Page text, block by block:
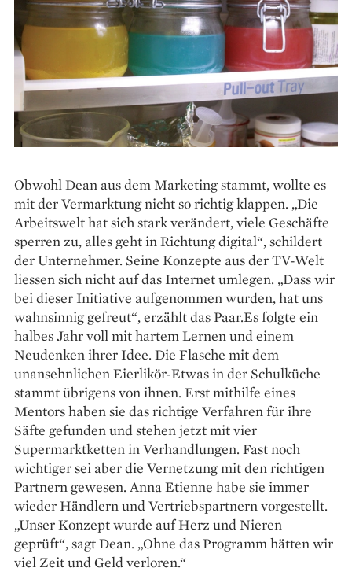
Obwohl Dean aus dem Marketing stammt, wollte es
mit der Vermarktung nicht so richtig klappen. „Die
Arbeitswelt hat sich stark verändert, viele Geschäfte
sperren zu, alles geht in Richtung digital“, schildert
der Unternehmer. Seine Konzepte aus der TV-Welt
liessen sich nicht auf das Internet umlegen. „Dass wir
bei dieser Initiative aufgenommen wurden, hat uns
wahnsinnig gefreut“, ­erzählt das Paar.Es folgte ein
halbes Jahr voll mit hartem Lernen und einem
Neudenken ihrer Idee. Die Flasche mit dem
unansehnlichen Eierlikör-­Etwas in der Schulküche
stammt übrigens von ihnen. Erst mithilfe eines
Mentors haben sie das richtige Verfahren für ihre
Säfte gefunden und stehen jetzt mit vier
Supermarktketten in Verhandlungen. Fast noch
wichtiger sei aber die Vernetzung mit den richtigen
Partnern gewesen. Anna Etienne habe sie immer
wieder Händlern und Vertriebspartnern vorgestellt.
„Unser Konzept wurde auf Herz und Nieren
geprüft“, sagt Dean. „Ohne das Programm hätten wir
viel Zeit und Geld verloren.“